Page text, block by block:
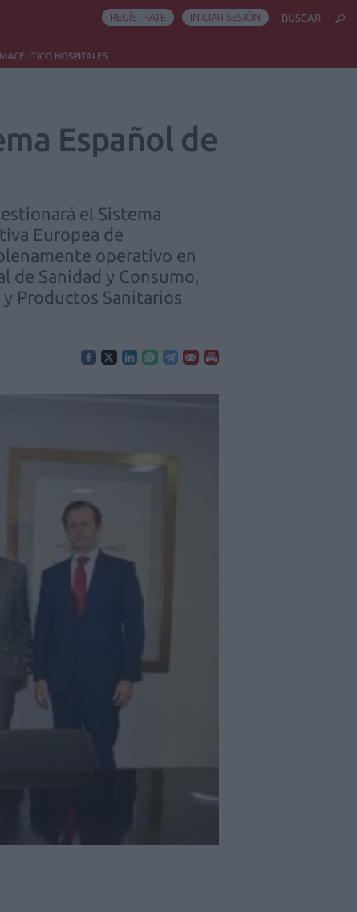
HOSPITALES
REGÍSTRATE INICIAR SESIÓN BUSCAR
Español de
el Sistema
Europea de
operativo en
de Sanidad y Consumo,
Productos Sanitarios